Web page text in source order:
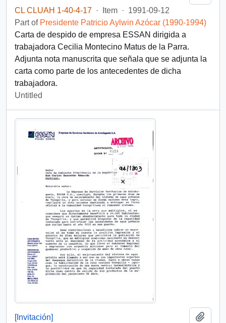
CL CLUAH 1-40-4-17 · Item · 1991-09-12
Part of Presidente Patricio Aylwin Azócar (1990-1994)
Carta de despido de empresa ESSAN dirigida a
trabajadora Cecilia Montecino Matus de la Parra.
Adjunta nota manuscrita que señala que se adjunta la
carta como parte de los antecedentes de dicha
trabajadora.
Untitled
[Invitación]